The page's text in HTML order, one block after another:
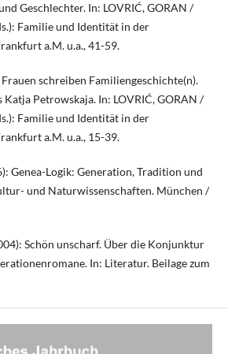
Geschlechter. In: LOVRIĆ, GORAN /
Familie und Identität in der
a.M. u.a., 41-59.
schreiben Familiengeschichte(n).
Petrowskaja. In: LOVRIĆ, GORAN /
Familie und Identität in der
a.M. u.a., 15-39.
Genea-Logik: Generation, Tradition und
und Naturwissenschaften. München /
Schön unscharf. Über die Konjunktur
In: Literatur. Beilage zum